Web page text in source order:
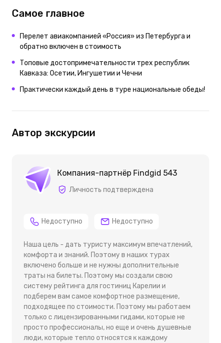
Самое главное
Перелет авиакомпанией «Россия» из Петербурга и
обратно включен в стоимость
Топовые достопримечательности трех республик
Кавказа: Осетии, Ингушетии и Чечни
Практически каждый день в туре национальные обеды!
Автор экскурсии
Компания-партнёр Findgid 543
Личность подтверждена
Недоступно Недоступно
Наша цель - дать туристу максимум впечатлений,
комфорта и знаний. Поэтому в наших турах
включено больше и не нужны дополнительные
траты на билеты. Поэтому мы создали свою
систему рейтинга для гостиниц Карелии и
подберем вам самое комфортное размещение,
подходящее по стоимости. Поэтому мы работаем
только с лицензированными гидами, которые не
просто профессионалы, но еще и очень душевные
люди, которые тепло относятся к каждому